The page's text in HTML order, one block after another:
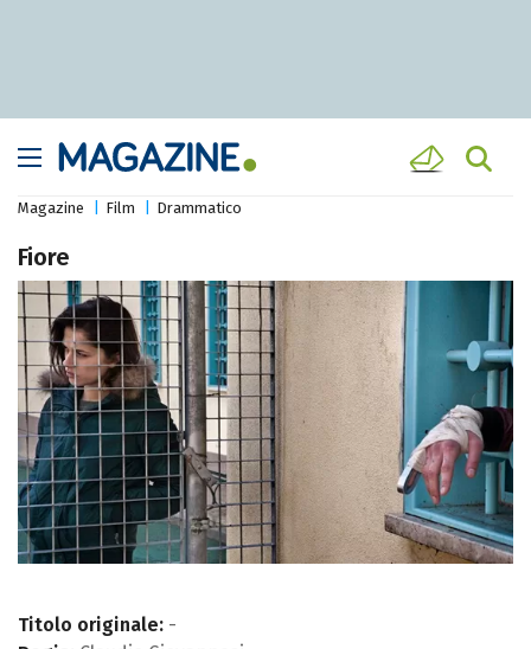
Magazine Film Drammatico
Fiore
Titolo originale: -